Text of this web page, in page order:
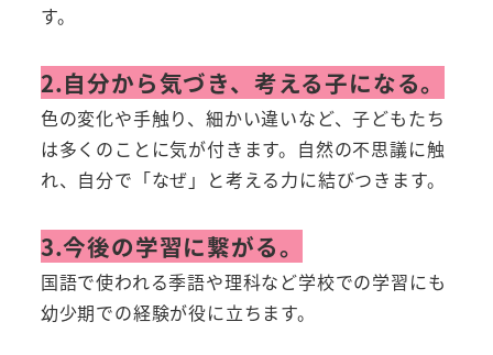
す。
2.自分から気づき、考える子になる。
色の変化や手触り、細かい違いなど、子どもたち
は多くのことに気が付きます。自然の不思議に触
れ、自分で「なぜ」と考える力に結びつきます。
3.今後の学習に繋がる。
国語で使われる季語や理科など学校での学習にも
幼少期での経験が役に立ちます。